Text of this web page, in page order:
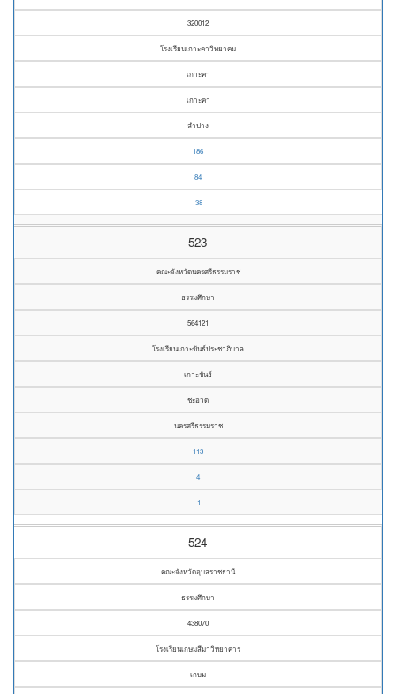
320012
โรงเรียนเกาะคาวิทยาคม
เกาะคา
เกาะคา
ลำปาง
186
84
38
523
คณะจังหวัดนครศรีธรรมราช
ธรรมศึกษา
564121
โรงเรียนเกาะขันธ์ประชาภิบาล
เกาะขันธ์
ชะอวด
นครศรีธรรมราช
113
4
1
524
คณะจังหวัดอุบลราชธานี
ธรรมศึกษา
438070
โรงเรียนเกษมสีมาวิทยาคาร
เกษม